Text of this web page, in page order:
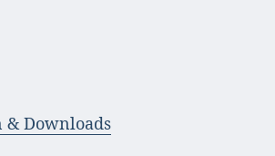
Downloads